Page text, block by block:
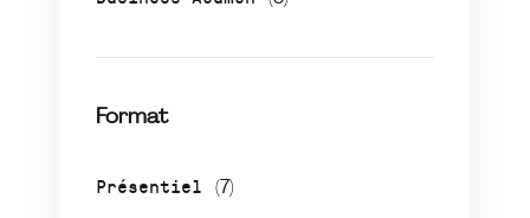
Format
Présentiel (7)